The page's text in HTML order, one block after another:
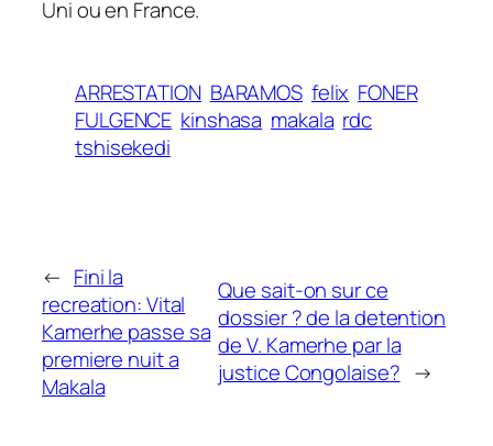
Uni ou en France.
ARRESTATION BARAMOS felix FONER
FULGENCE kinshasa makala rdc
tshisekedi
← Fini la
recreation: Vital
Kamerhe passe sa
premiere nuit a
Makala
Que sait-on sur ce
dossier ? de la detention
de V. Kamerhe par la
justice Congolaise? →